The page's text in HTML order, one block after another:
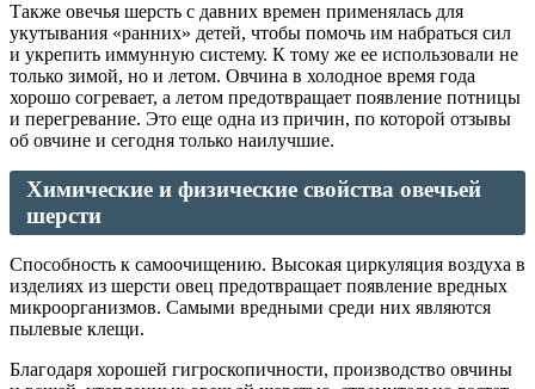
Также овечья шерсть с давних времен применялась для
укутывания «ранних» детей, чтобы помочь им набраться сил
и укрепить иммунную систему. К тому же ее использовали не
только зимой, но и летом. Овчина в холодное время года
хорошо согревает, а летом предотвращает появление потницы
и перегревание. Это еще одна из причин, по которой отзывы
об овчине и сегодня только наилучшие.
Химические и физические свойства овечьей
шерсти
Способность к самоочищению. Высокая циркуляция воздуха в
изделиях из шерсти овец предотвращает появление вредных
микроорганизмов. Самыми вредными среди них являются
пылевые клещи.
Благодаря хорошей гигроскопичности, производство овчины